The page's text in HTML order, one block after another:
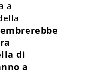
a
di
a